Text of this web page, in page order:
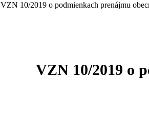
VZN 10/2019 o podmienkach prenájmu
VZN 10/2019 o